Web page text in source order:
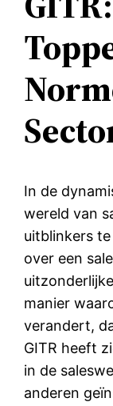
In de
wereld van
uitblinkers
over een
manier
verandert,
GITR heeft
in de
anderen